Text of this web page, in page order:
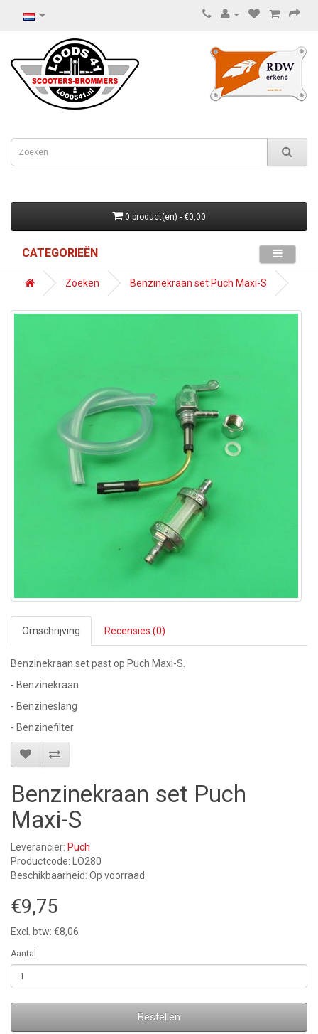
0 product(en) - €0,00
CATEGORIEËN
Zoeken Benzinekraan set Puch Maxi-S
Omschrijving Recensies (0)
Benzinekraan set past op Puch Maxi-S.
- Benzinekraan
- Benzineslang
- Benzinefilter
Benzinekraan set Puch
Maxi-S
Leverancier: Puch
Productcode: LO280
Beschikbaarheid: Op voorraad
€9,75
Excl. btw: €8,06
Aantal
Bestellen